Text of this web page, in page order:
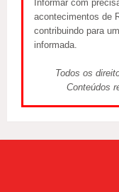
Informar com
acontecimentos de
contribuindo para
informada.
Todos os
Conteúdos